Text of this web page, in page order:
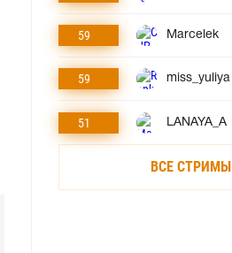
59 Marcelek
59 miss_yuliya
51 LANAYA_A
ВСЕ СТРИМЫ